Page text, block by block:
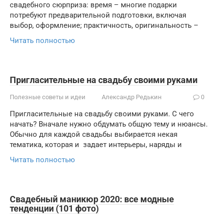
свадебного сюрприза: время – многие подарки
потребуют предварительной подготовки, включая
выбор, оформление; практичность, оригинальность –
Читать полностью
Пригласительные на свадьбу своими руками
Полезные советы и идеи Александр Редькин 0
Пригласительные на свадьбу своими руками. С чего
начать? Вначале нужно обдумать общую тему и нюансы.
Обычно для каждой свадьбы выбирается некая
тематика, которая и задает интерьеры, наряды и
Читать полностью
Свадебный маникюр 2020: все модные
тенденции (101 фото)